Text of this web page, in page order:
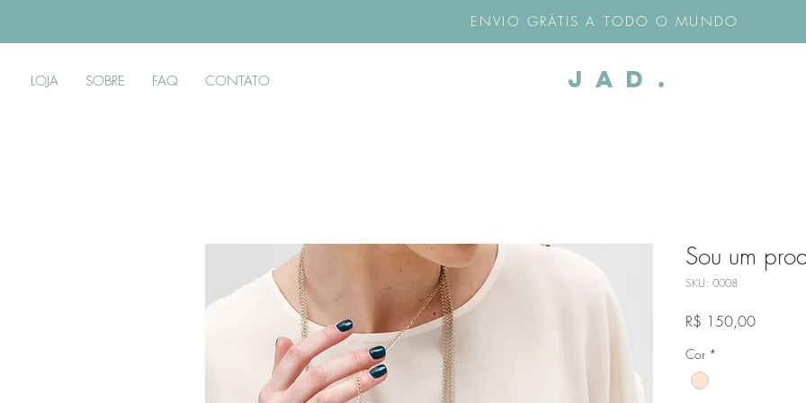
LOJA SOBRE FAQ CONTATO
ENVIO GRÁTIS A TODO O MUNDO
JaD.
Sou um
SKU: 0008
R$ 150,00Preço
Cor *